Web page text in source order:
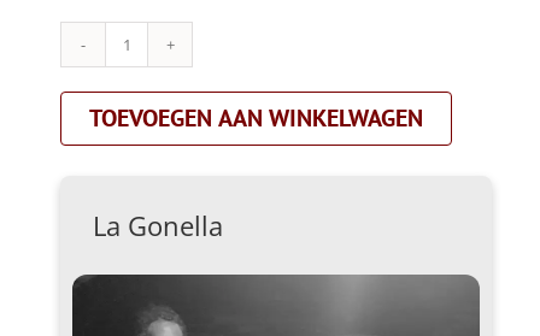
La
Gonella|granodisale|oranje
aantal
TOEVOEGEN AAN WINKELWAGEN
La Gonella